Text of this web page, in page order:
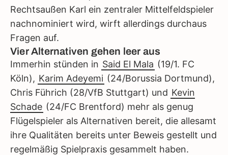
Rechtsaußen Karl ein zentraler Mittelfeldspieler
nachnominiert wird, wirft allerdings durchaus
Fragen auf.
Vier Alternativen gehen leer aus
Immerhin stünden in Said El Mala (19/1. FC
Köln), Karim Adeyemi (24/Borussia Dortmund),
Chris Führich (28/VfB Stuttgart) und Kevin
Schade (24/FC Brentford) mehr als genug
Flügelspieler als Alternativen bereit, die allesamt
ihre Qualitäten bereits unter Beweis gestellt und
regelmäßig Spielpraxis gesammelt haben.